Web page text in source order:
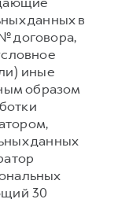
данных в
договора,
иные
образом
данных
30